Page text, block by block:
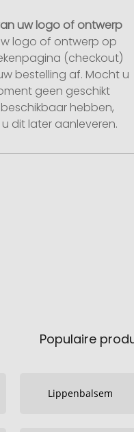
uw logo of ontwerp
logo of ontwerp op
(checkout)
bestelling af. Mocht u
geen geschikt
hebben,
dit later aanleveren.
Populaire
Lippenbalsem